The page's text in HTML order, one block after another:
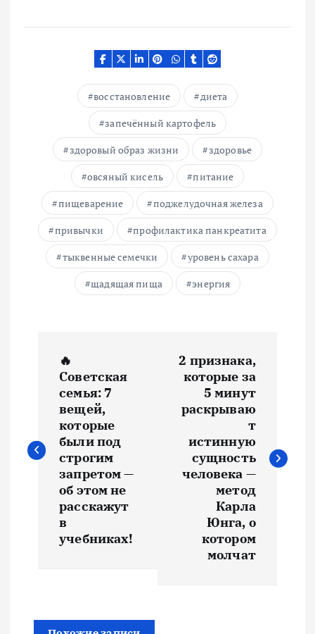
восстановление
диета
запечённый картофель
здоровый образ жизни
здоровье
овсяный кисель
питание
пищеварение
поджелудочная железа
привычки
профилактика панкреатита
тыквенные семечки
уровень сахара
щадящая пища
энергия
и
я
🔥
Советская
семья: 7
вещей,
которые
были под
строгим
запретом —
об этом не
расскажут
в
учебниках!
2 признака,
которые за
5 минут
раскрываю
т
истинную
сущность
человека —
метод
Карла
Юнга, о
котором
молчат